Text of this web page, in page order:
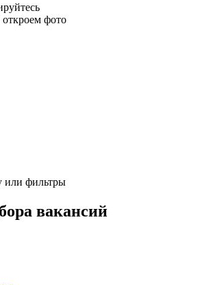
фото
или фильтры
вакансий